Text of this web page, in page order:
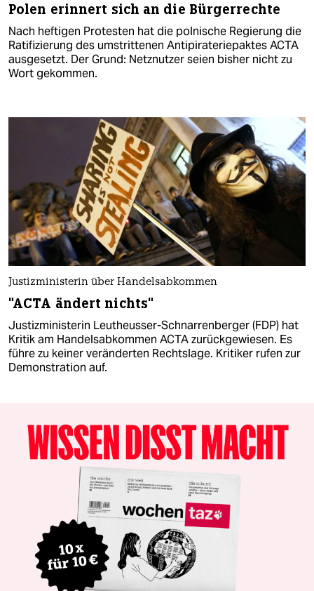
Polen erinnert sich an die Bürgerrechte
Nach heftigen Protesten hat die polnische Regierung die
Ratifizierung des umstrittenen Antipirateriepaktes ACTA
ausgesetzt. Der Grund: Netznutzer seien bisher nicht zu
Wort gekommen.
Justizministerin über Handelsabkommen
"ACTA ändert nichts"
Justizministerin Leutheusser-Schnarrenberger (FDP) hat
Kritik am Handelsabkommen ACTA zurückgewiesen. Es
führe zu keiner veränderten Rechtslage. Kritiker rufen zur
Demonstration auf.